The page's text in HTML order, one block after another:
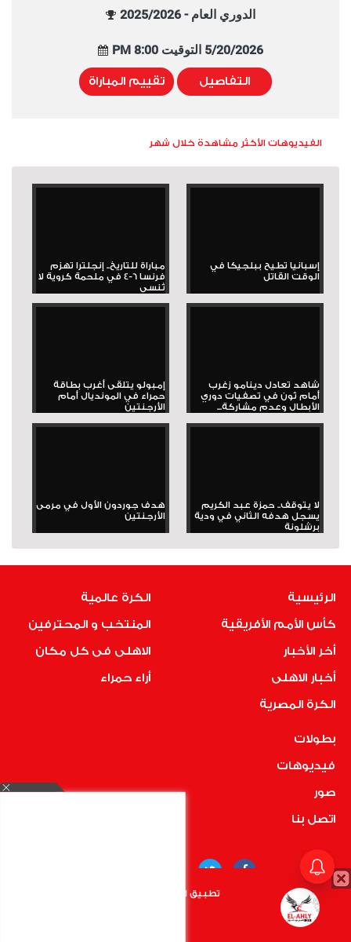
الدوري العام - 2025/2026
5/20/2026 التوقيت 8:00 PM
التفاصيل تقييم المباراة
الفيديوهات الأكثر مشاهدة خلال شهر
إسبانيا تطيح ببلجيكا في
الوقت القاتل
مباراة للتاريخ.. إنجلترا تهزم
فرنسا 6-4 في ملحمة كروية لا
تُنسى
شاهد تعادل دينامو زغرب
أمام ثون في تصفيات دوري
الأبطال وعدم مشاركة...
إمبولو يتلقى أغرب بطاقة
حمراء في المونديال أمام
الأرجنتين
لا يتوقف.. حمزة عبد الكريم
يسجل هدفه الثاني في ودية
برشلونة
هدف جوردون الأول في مرمى
الأرجنتين
الرئيسية
كأس الأمم الأفريقية
أخر الأخبار
أخبار الاهلى
الكرة المصرية
الكرة عالمية
المنتخب و المحترفين
الاهلى فى كل مكان
أراء حمراء
بطولات
فيديوهات
صور
اتصل بنا
COPYRIGHT © 2019 RedMedia | ALL RIGHTS RESERVED
تطبيق الأهلي.كوم متاح الأن